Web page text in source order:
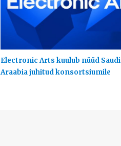
Electronic Arts kuulub nüüd Saudi
Araabia juhitud konsortsiumile